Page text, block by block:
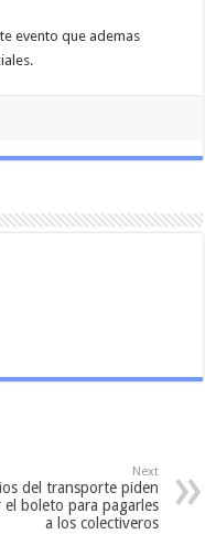
evento que ademas
Next
del transporte piden
el boleto para pagarles
a los colectiveros